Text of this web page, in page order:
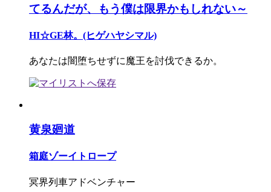
てるんだが、もう僕は限界かもしれない～
HI☆GE林。(ヒゲハヤシマル)
あなたは闇堕ちせずに魔王を討伐できるか。
黄泉廻道
箱庭ゾーイトロープ
冥界列車アドベンチャー